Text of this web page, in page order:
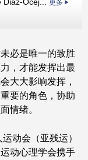
更多
必是唯一的致胜
，才能发挥出最
大大影响发挥，
要的角色，协助
情绪。
动会（亚残运）
动心理学会携手